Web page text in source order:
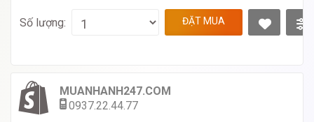
Số lượng: ĐẶT MUA
MUANHANH247.COM
0937.22.44.77